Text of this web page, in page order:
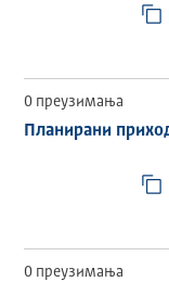
ТЕМАТСКА
ВРЕМЕНСКИ
ГЕОГРАФСКИ
0 преузимања
Планирани
0 преузимања